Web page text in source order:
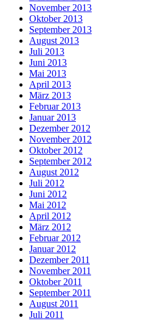
November 2013
Oktober 2013
September 2013
August 2013
Juli 2013
Juni 2013
Mai 2013
April 2013
März 2013
Februar 2013
Januar 2013
Dezember 2012
November 2012
Oktober 2012
September 2012
August 2012
Juli 2012
Juni 2012
Mai 2012
April 2012
März 2012
Februar 2012
Januar 2012
Dezember 2011
November 2011
Oktober 2011
September 2011
August 2011
Juli 2011